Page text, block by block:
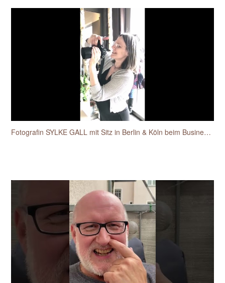
Fotografin SYLKE GALL mit Sitz in Berlin & Köln beim Businessfotos-Workshop für Unternehmerinnen